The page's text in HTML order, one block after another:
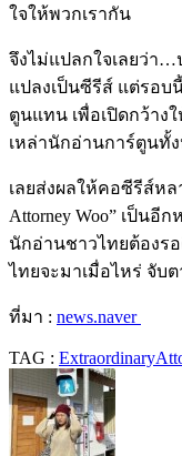
ใจให้พวกเรากัน
จึงไม่แปลกใจเลยว่า…
แปลงเป็นซีรีส์ แต่รอบ
ตูนแทน เพื่อเปิดกว้าง
เหล่านักอ่านการ์ตูนทั้
เลยส่งผลให้คอซีรีส์หล
Attorney Woo” เป็น
นักอ่านชาวไทยต้องร
ไทยจะมาเมื่อไหร่ จับต
ที่มา : news.naver
TAG :